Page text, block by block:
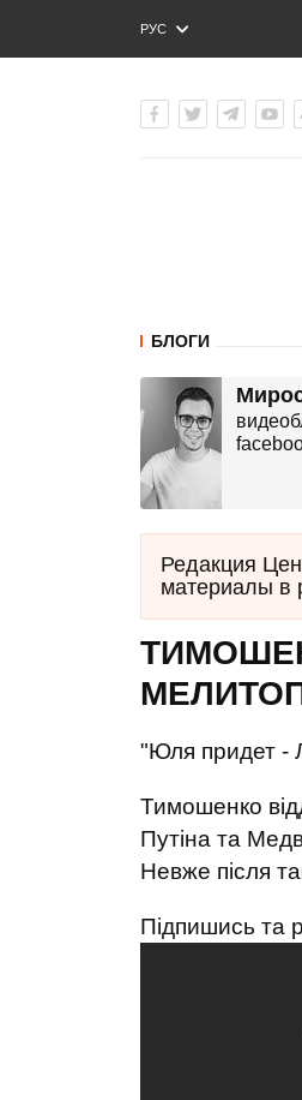
РУС
ENG
БЛОГИ
Редакция
материалы в
"Юля придет -
Тимошенко
Путіна та
Невже після
Підпишись та